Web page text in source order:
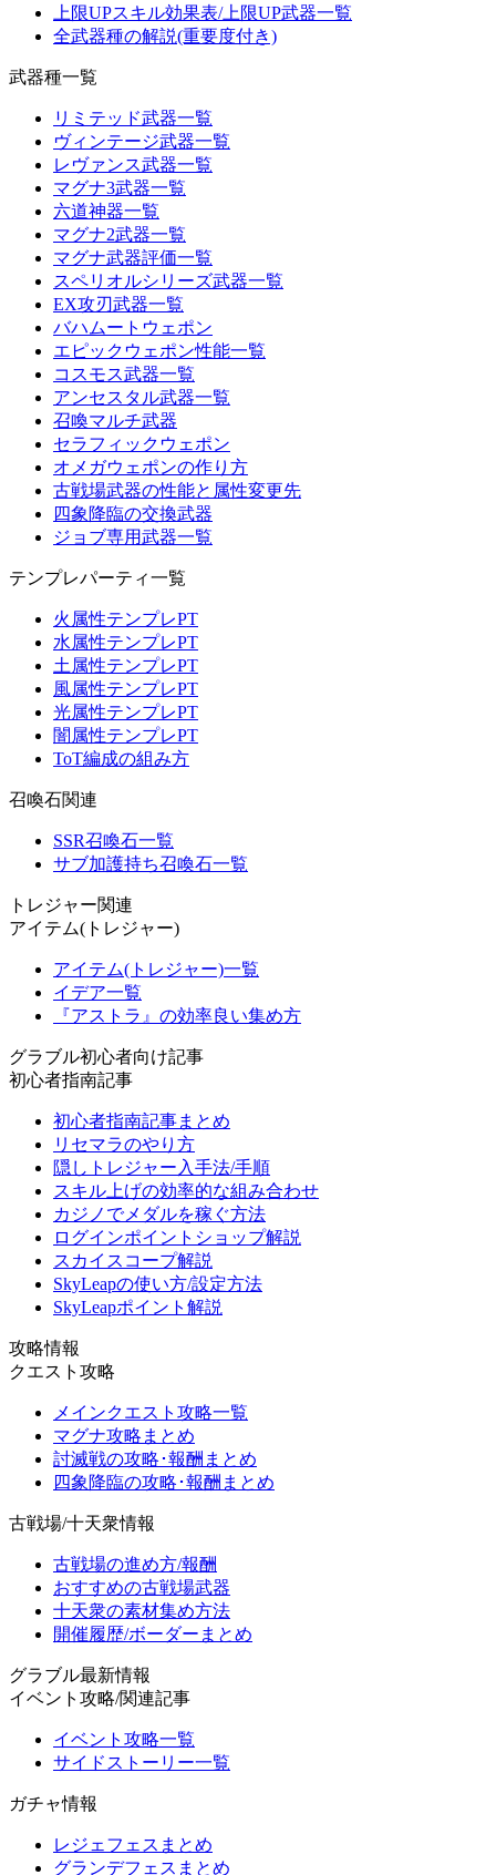
上限UPスキル効果表/上限UP武器一覧
全武器種の解説(重要度付き)
武器種一覧
リミテッド武器一覧
ヴィンテージ武器一覧
レヴァンス武器一覧
マグナ3武器一覧
六道神器一覧
マグナ2武器一覧
マグナ武器評価一覧
スペリオルシリーズ武器一覧
EX攻刃武器一覧
バハムートウェポン
エピックウェポン性能一覧
コスモス武器一覧
アンセスタル武器一覧
召喚マルチ武器
セラフィックウェポン
オメガウェポンの作り方
古戦場武器の性能と属性変更先
四象降臨の交換武器
ジョブ専用武器一覧
テンプレパーティ一覧
火属性テンプレPT
水属性テンプレPT
土属性テンプレPT
風属性テンプレPT
光属性テンプレPT
闇属性テンプレPT
ToT編成の組み方
召喚石関連
SSR召喚石一覧
サブ加護持ち召喚石一覧
トレジャー関連
アイテム(トレジャー)
アイテム(トレジャー)一覧
イデア一覧
『アストラ』の効率良い集め方
グラブル初心者向け記事
初心者指南記事
初心者指南記事まとめ
リセマラのやり方
隠しトレジャー入手法/手順
スキル上げの効率的な組み合わせ
カジノでメダルを稼ぐ方法
ログインポイントショップ解説
スカイスコープ解説
SkyLeapの使い方/設定方法
SkyLeapポイント解説
攻略情報
クエスト攻略
メインクエスト攻略一覧
マグナ攻略まとめ
討滅戦の攻略･報酬まとめ
四象降臨の攻略･報酬まとめ
古戦場/十天衆情報
古戦場の進め方/報酬
おすすめの古戦場武器
十天衆の素材集め方法
開催履歴/ボーダーまとめ
グラブル最新情報
イベント攻略/関連記事
イベント攻略一覧
サイドストーリー一覧
ガチャ情報
レジェフェスまとめ
グランデフェスまとめ